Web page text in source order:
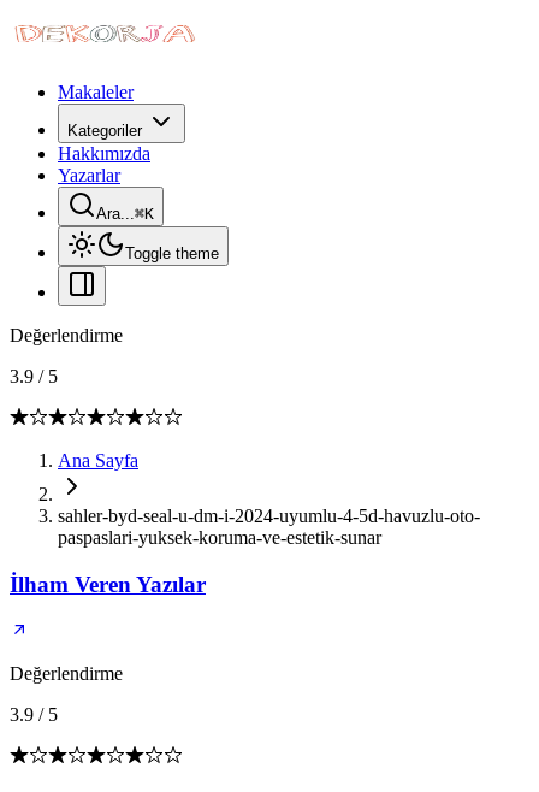
Makaleler
Kategoriler
Hakkımızda
Yazarlar
Ara...⌘K
Toggle theme
Değerlendirme
3.9 / 5
Ana Sayfa
sahler-byd-seal-u-dm-i-2024-uyumlu-4-5d-havuzlu-oto-
paspaslari-yuksek-koruma-ve-estetik-sunar
İlham Veren Yazılar
Değerlendirme
3.9 / 5